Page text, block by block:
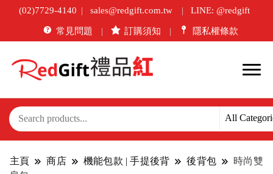
(02)7729-4140 sales@redgift.com.tw LINE: @redgift
常見問題 訂購須知 隱私權條款
主頁 商店 機能包款 | 手提後背 後背包
時尚雙